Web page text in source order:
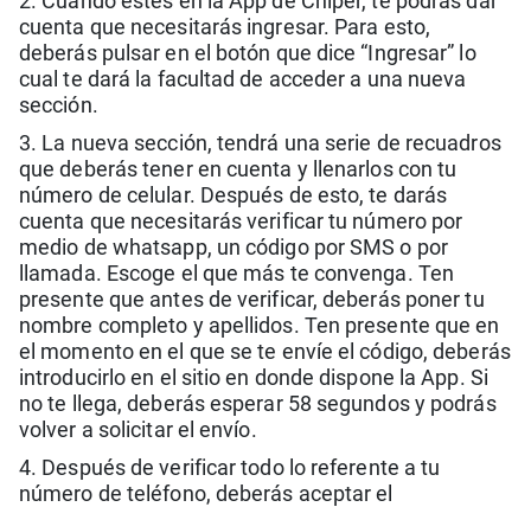
cuenta que necesitarás ingresar. Para esto,
deberás pulsar en el botón que dice “Ingresar” lo
cual te dará la facultad de acceder a una nueva
sección.
3. La nueva sección, tendrá una serie de recuadros
que deberás tener en cuenta y llenarlos con tu
número de celular. Después de esto, te darás
cuenta que necesitarás verificar tu número por
medio de whatsapp, un código por SMS o por
llamada. Escoge el que más te convenga. Ten
presente que antes de verificar, deberás poner tu
nombre completo y apellidos. Ten presente que en
el momento en el que se te envíe el código, deberás
introducirlo en el sitio en donde dispone la App. Si
no te llega, deberás esperar 58 segundos y podrás
volver a solicitar el envío.
4. Después de verificar todo lo referente a tu
número de teléfono, deberás aceptar el